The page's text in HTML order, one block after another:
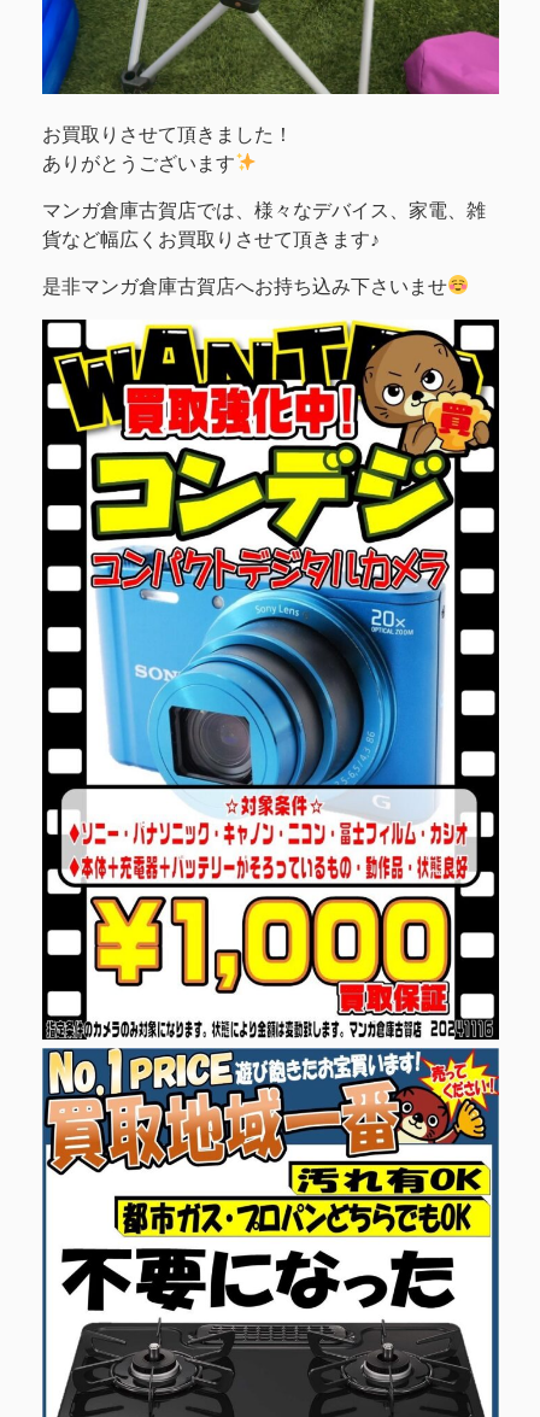
お買取りさせて頂きました！
ありがとうございます
マンガ倉庫古賀店では、様々なデバイス、家電、雑
貨など幅広くお買取りさせて頂きます♪
是非マンガ倉庫古賀店へお持ち込み下さいませ